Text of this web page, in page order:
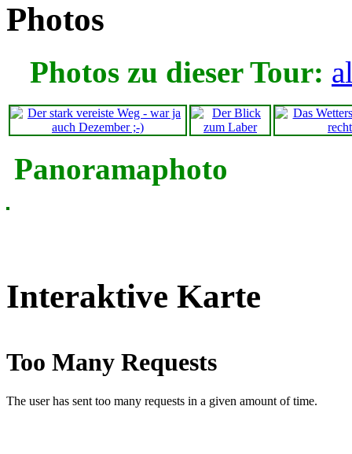
Photos
Photos zu dieser Tour:
Panoramaphoto
Interaktive Karte